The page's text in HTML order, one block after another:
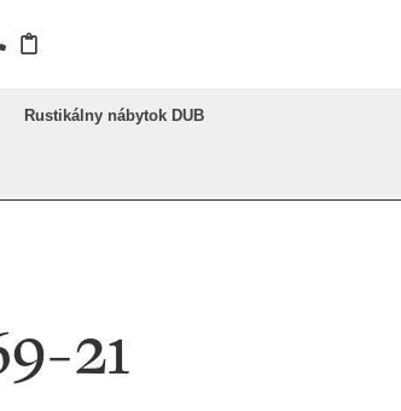
Rustikálny nábytok DUB
21